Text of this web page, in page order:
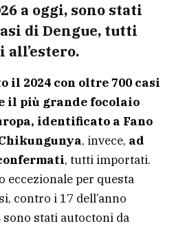
a oggi, sono stati
di Dengue, tutti
all’estero.
il 2024 con oltre 700 casi
il più grande focolaio
identificato a Fano
, invece, ad
, tutti importati.
eccezionale per questa
contro i 17 dell’anno
stati autoctoni da